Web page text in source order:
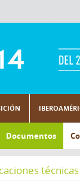
Documentos
técnicas